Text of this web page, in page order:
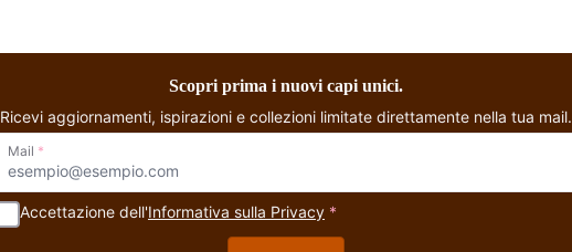
Scopri prima i nuovi capi unici.
Ricevi aggiornamenti, ispirazioni e collezioni limitate direttamente nella tua mail.
Mail *
Accettazione dell'Informativa sulla Privacy *